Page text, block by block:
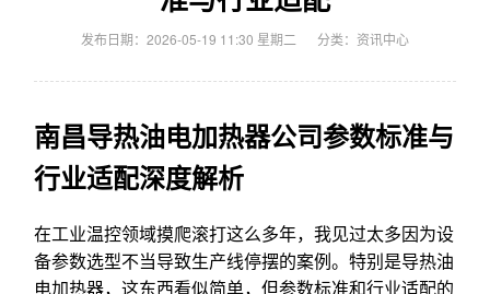
发布日期：2026-05-19 11:30 星期二 分类： 资讯中心
南昌导热油电加热器公司参数标准与
行业适配深度解析
在工业温控领域摸爬滚打这么多年，我见过太多因为设
备参数选型不当导致生产线停摆的案例。特别是导热油
电加热器，这东西看似简单，但参数标准和行业适配的